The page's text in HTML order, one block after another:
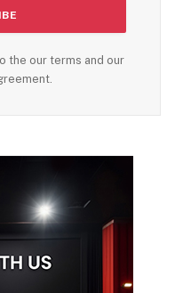
the our terms and our